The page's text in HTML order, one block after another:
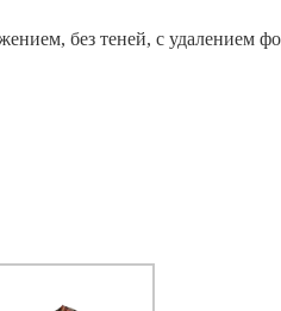
без теней, с удалением